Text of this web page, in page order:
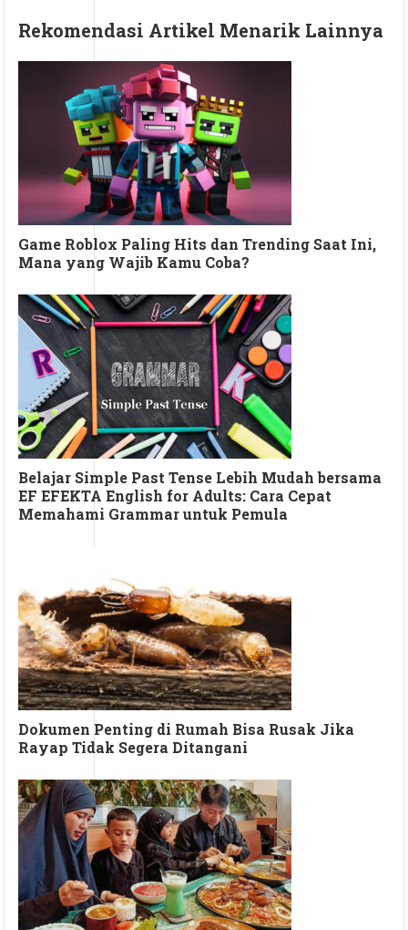
Rekomendasi Artikel Menarik Lainnya
Game Roblox Paling Hits dan Trending Saat Ini,
Mana yang Wajib Kamu Coba?
Belajar Simple Past Tense Lebih Mudah bersama
EF EFEKTA English for Adults: Cara Cepat
Memahami Grammar untuk Pemula
Dokumen Penting di Rumah Bisa Rusak Jika
Rayap Tidak Segera Ditangani